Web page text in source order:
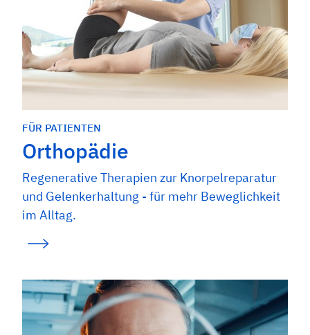
FÜR PATIENTEN
Orthopädie
Regenerative Therapien zur Knorpelreparatur
und Gelenkerhaltung - für mehr Beweglichkeit
im Alltag.